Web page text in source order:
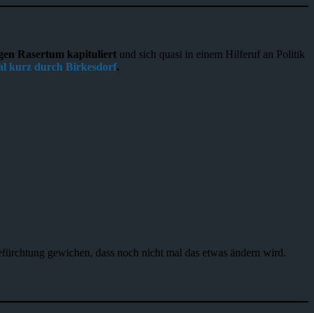
Rasertum kapituliert und sich quasi in einem Hilferuf an Politik
kurz durch Birkesdorf.
gewichen, dass noch nicht mal das etwas ändern wird.